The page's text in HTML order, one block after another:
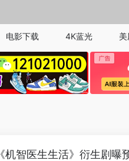
电影下载 4K蓝光 美
《机智医生生活》衍生剧曝